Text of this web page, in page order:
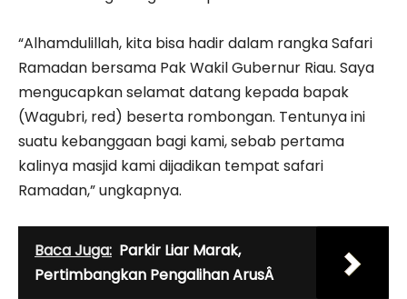
“Alhamdulillah, kita bisa hadir dalam rangka Safari
Ramadan bersama Pak Wakil Gubernur Riau. Saya
mengucapkan selamat datang kepada bapak
(Wagubri, red) beserta rombongan. Tentunya ini
suatu kebanggaan bagi kami, sebab pertama
kalinya masjid kami dijadikan tempat safari
Ramadan,” ungkapnya.
Baca Juga: Parkir Liar Marak,
Pertimbangkan Pengalihan ArusÂ